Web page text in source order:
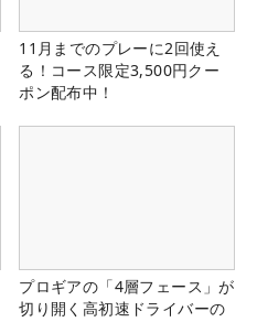
11月までのプレーに2回使え
る！コース限定3,500円クー
ポン配布中！
プロギアの「4層フェース」が
切り開く高初速ドライバーの